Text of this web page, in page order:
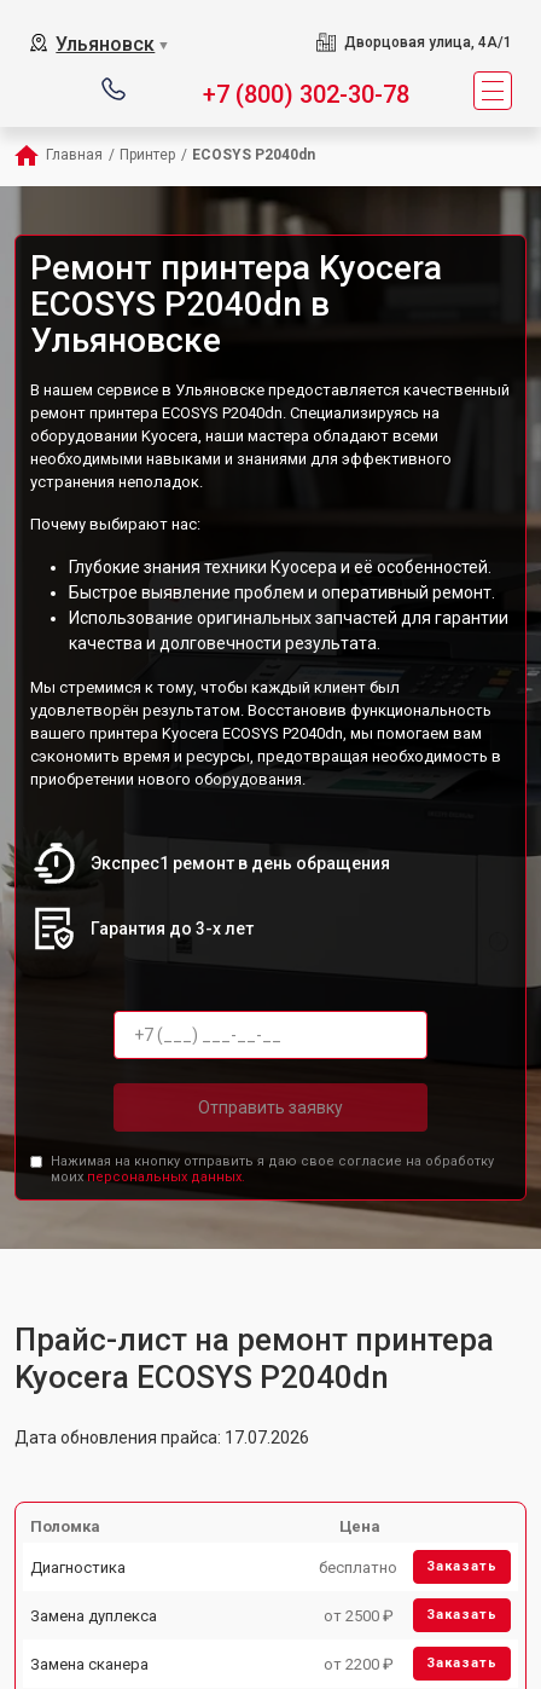
Ульяновск ▼ Дворцовая улица, 4А/1
+7 (800) 302-30-78
Главная / Принтер / ECOSYS P2040dn
Ремонт принтера Kyocera
ECOSYS P2040dn в
Ульяновске
В нашем сервисе в Ульяновске предоставляется качественный
ремонт принтера ECOSYS P2040dn. Специализируясь на
оборудовании Kyocera, наши мастера обладают всеми
необходимыми навыками и знаниями для эффективного
устранения неполадок.
Почему выбирают нас:
Глубокие знания техники Куосера и её особенностей.
Быстрое выявление проблем и оперативный ремонт.
Использование оригинальных запчастей для гарантии
качества и долговечности результата.
Мы стремимся к тому, чтобы каждый клиент был
удовлетворён результатом. Восстановив функциональность
вашего принтера Kyocera ECOSYS P2040dn, мы помогаем вам
сэкономить время и ресурсы, предотвращая необходимость в
приобретении нового оборудования.
Экспрес1 ремонт в день обращения
Гарантия до 3-х лет
Отправить заявку
Нажимая на кнопку отправить я даю свое согласие на обработку
моих персональных данных.
Прайс-лист на ремонт принтера
Kyocera ECOSYS P2040dn
Дата обновления прайса: 17.07.2026
Поломка Цена
Диагностика бесплатно Заказать
Замена дуплекса от 2500 ₽ Заказать
Замена сканера от 2200 ₽ Заказать